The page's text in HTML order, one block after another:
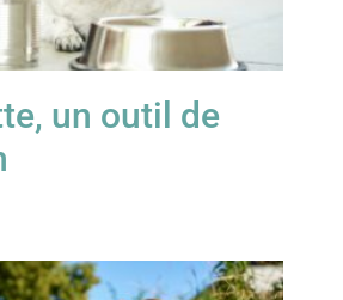
un outil de